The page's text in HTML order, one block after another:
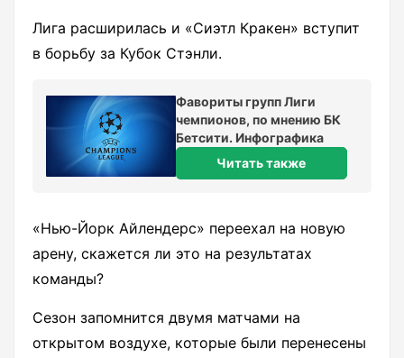
Лига расширилась и «Сиэтл Кракен» вступит
в борьбу за Кубок Стэнли.
Фавориты групп Лиги
чемпионов, по мнению БК
Бетсити. Инфографика
Читать также
«Нью-Йорк Айлендерс» переехал на новую
арену, скажется ли это на результатах
команды?
Сезон запомнится двумя матчами на
открытом воздухе, которые были перенесены